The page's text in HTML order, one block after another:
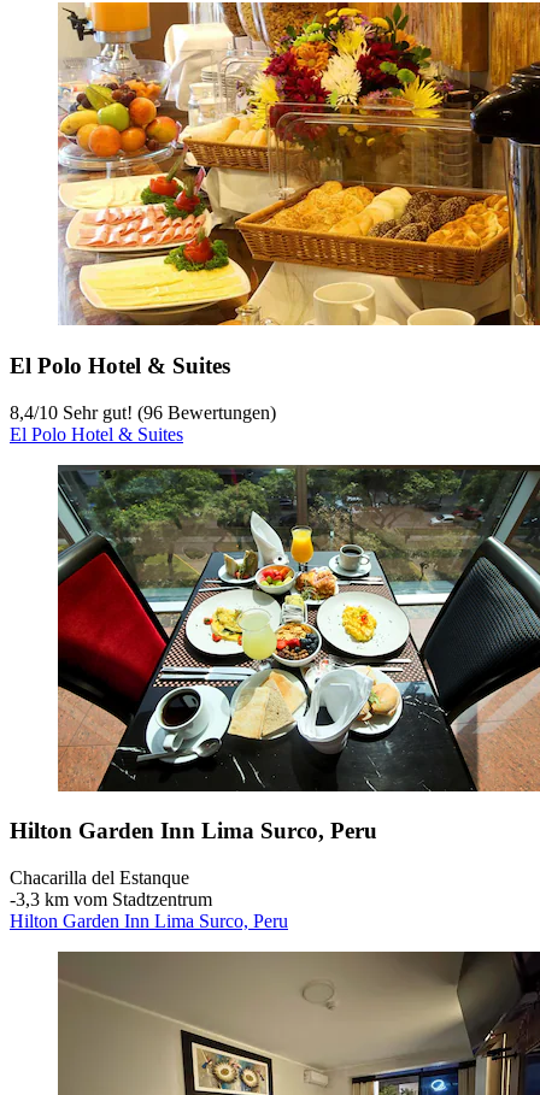
El Polo Hotel & Suites
8,4/10 Sehr gut! (96 Bewertungen)
El Polo Hotel & Suites
Hilton Garden Inn Lima Surco, Peru
Chacarilla del Estanque
‐3,3 km vom Stadtzentrum
Hilton Garden Inn Lima Surco, Peru